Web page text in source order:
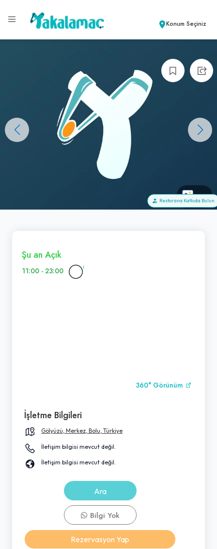
Konum Seçiniz
+0
Restorana Katkıda Bulun
Şu an Açık
11:00 - 23:00
360° Görünüm
İşletme Bilgileri
Gölyüzü, Merkez, Bolu, Türkiye
İletişim bilgisi mevcut değil.
İletişim bilgisi mevcut değil.
Ara
Bilgi Yok
Rezervasyon Yap